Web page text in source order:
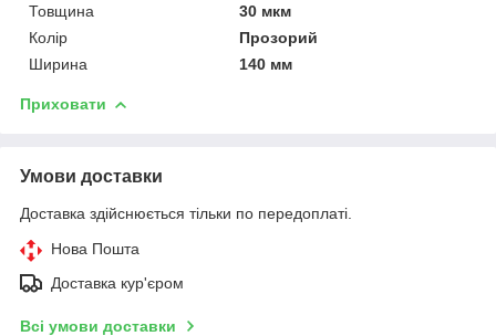
Товщина
30 мкм
Колір
Прозорий
Ширина
140 мм
Приховати
Умови доставки
Доставка здійснюється тільки по передоплаті.
Нова Пошта
Доставка кур'єром
Всі умови доставки